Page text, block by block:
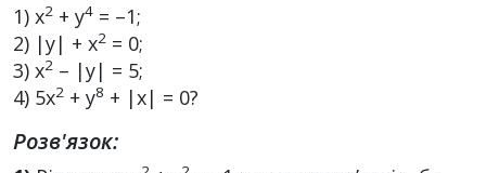
1) x2 + y4 = –1;
2) |y| + x2 = 0;
3) x2 – |y| = 5;
4) 5x2 + y8 + |x| = 0?
Розв'язок: